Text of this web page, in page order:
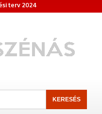
terv 2024